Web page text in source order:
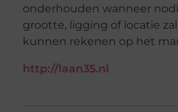
onderhouden wanneer
grootte, ligging of locatie
kunnen rekenen op het
http://laan35.nl